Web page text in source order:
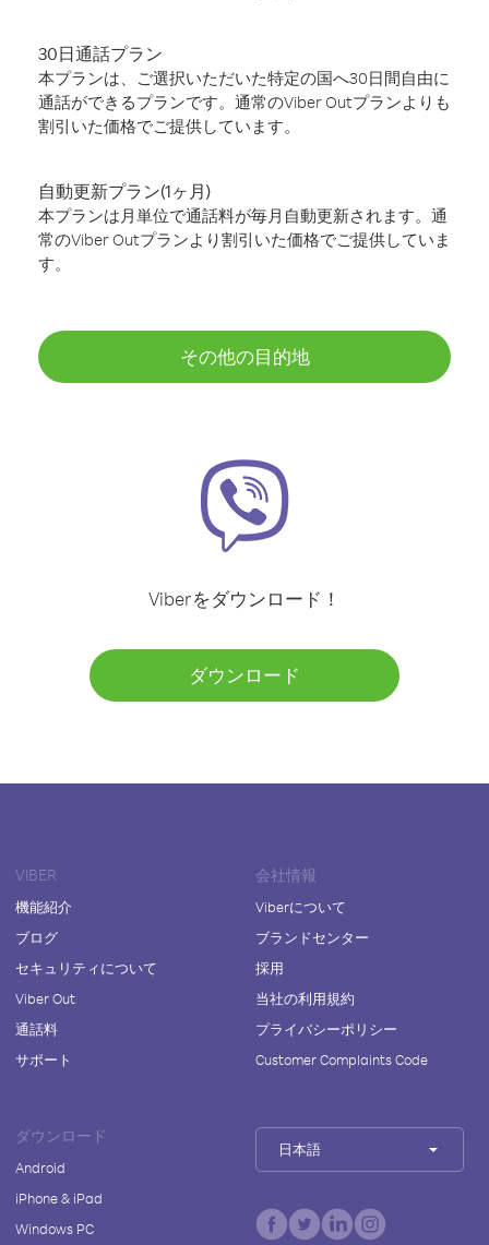
30日通話プラン
本プランは、ご選択いただいた特定の国へ30日間自由に
通話ができるプランです。通常のViber Outプランよりも
割引いた価格でご提供しています。
自動更新プラン(1ヶ月)
本プランは月単位で通話料が毎月自動更新されます。通
常のViber Outプランより割引いた価格でご提供していま
す。
その他の目的地
Viberをダウンロード！
ダウンロード
VIBER
機能紹介
ブログ
セキュリティについて
Viber Out
通話料
サポート
会社情報
Viberについて
ブランドセンター
採用
当社の利用規約
プライバシーポリシー
Customer Complaints Code
ダウンロード
Android
iPhone & iPad
Windows PC
日本語